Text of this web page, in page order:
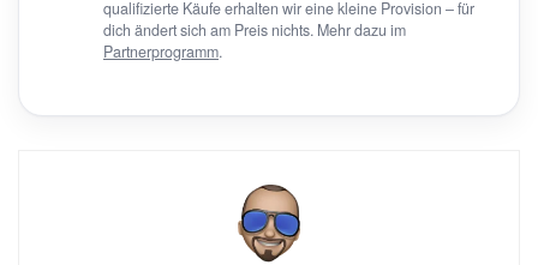
qualifizierte Käufe erhalten wir eine kleine Provision – für
dich ändert sich am Preis nichts. Mehr dazu im
Partnerprogramm.